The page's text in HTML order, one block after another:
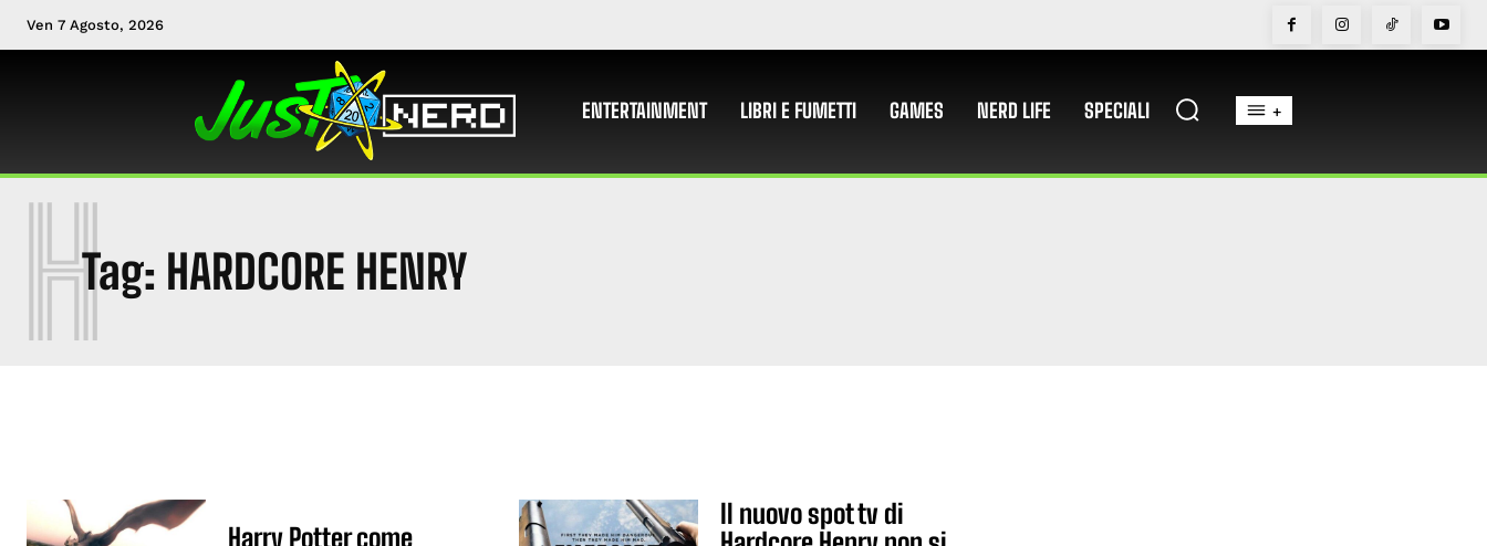
Ven 7 Agosto, 2026
ENTERTAINMENT LIBRI E FUMETTI GAMES NERD LIFE SPECIALI +
Tag: HARDCORE HENRY
H
Harry Potter come
Il nuovo spot tv di